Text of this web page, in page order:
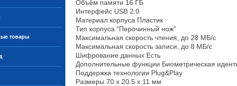
товары
Объём памяти 16 ГБ
Интерфейс USB 2.0
Материал корпуса Пластик
Тип корпуса "Перочинный нож"
Максимальная скорость чтения, до 28 МБ/с
Максимальная скорость записи, до 8 МБ/с
Шифрование данных Есть
Дополнительные функции Биометрическая
Поддержка технологии Plug&Play
Размеры 70 x 20.5 x 11 мм